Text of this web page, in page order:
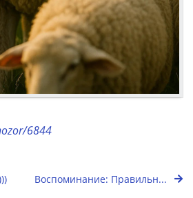
6844
Воспоминание: Правильн...